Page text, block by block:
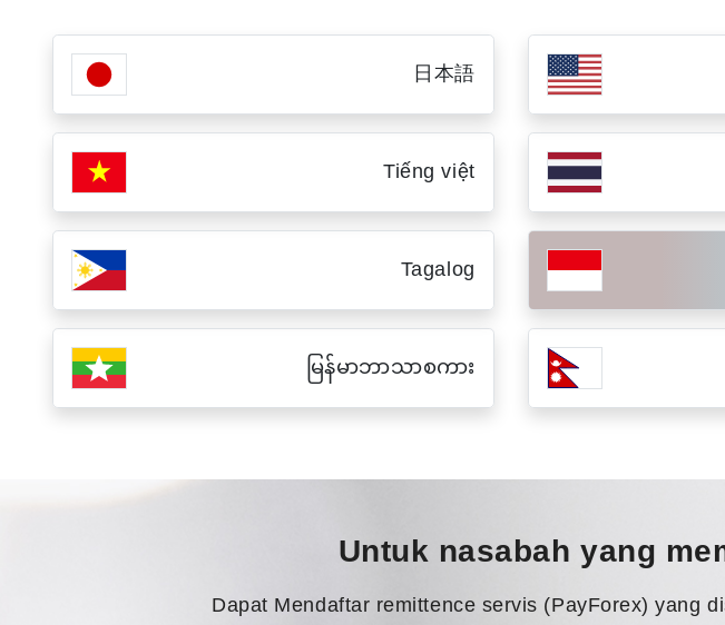
日本語
Tiếng việt
Tagalog
မြန်မာဘာသာစကား
Untuk nasabah yang
Dapat Mendaftar remittence servis (PayForex) yang